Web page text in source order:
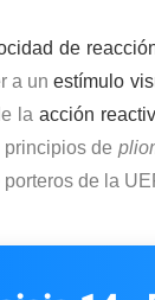
Fútbol para
de
a unestímulo
laacción
de
de la